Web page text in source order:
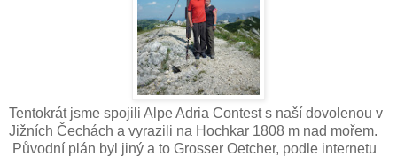
Tentokrát jsme spojili Alpe Adria Contest s naší dovolenou v
Jižních Čechách a vyrazili na Hochkar 1808 m nad mořem.
Původní plán byl jiný a to Grosser Oetcher, podle internetu